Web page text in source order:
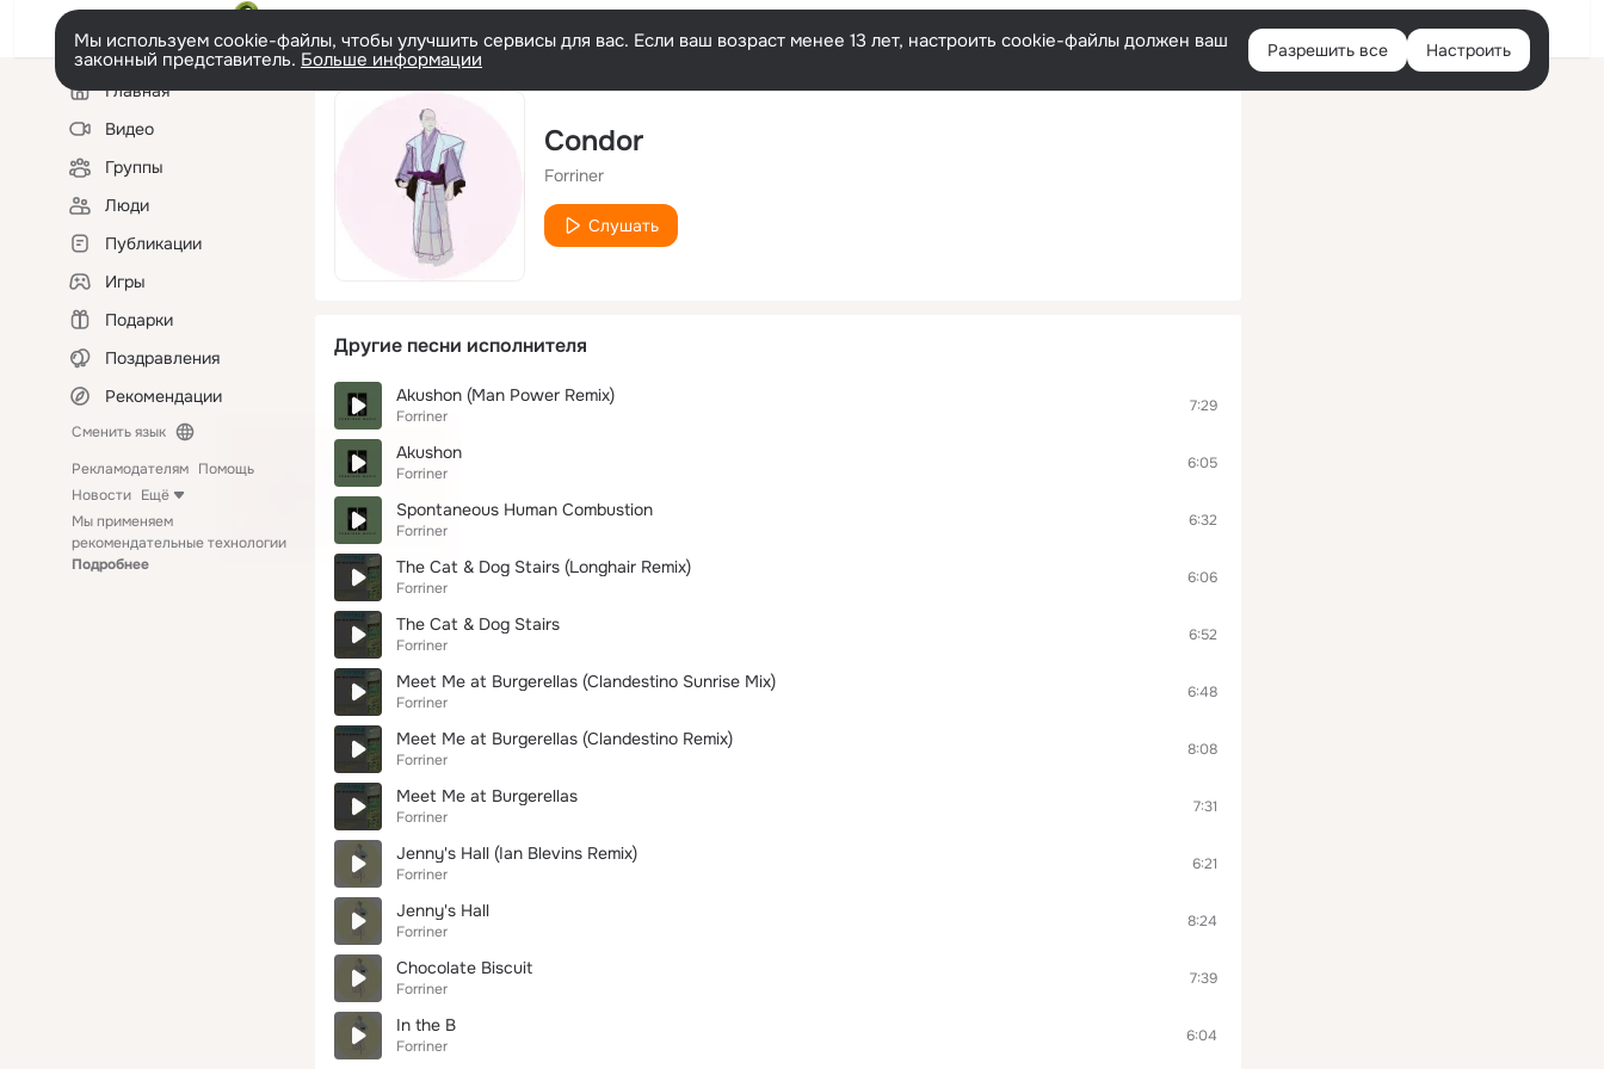
Войти
Мы используем cookie-файлы, чтобы улучшить сервисы для вас. Если ваш возраст менее 13 лет, настроить cookie-файлы должен ваш
законный представитель. Больше информации Разрешить все Настроить
Левая
колонкаГлавная
Видео
Группы
Люди
Публикации
Игры
Подарки
Поздравления
Рекомендации
Сменить язык
Рекламодателям Помощь
Новости Ещё
Мы применяем
рекомендательные технологии
Подробнее
Condor
Forriner
Слушать
Другие песни исполнителя
Akushon (Man Power Remix)
Forriner
7:29
Akushon
Forriner
6:05
Spontaneous Human Combustion
Forriner
6:32
The Cat & Dog Stairs (Longhair Remix)
Forriner
6:06
The Cat & Dog Stairs
Forriner
6:52
Meet Me at Burgerellas (Clandestino Sunrise Mix)
Forriner
6:48
Meet Me at Burgerellas (Clandestino Remix)
Forriner
8:08
Meet Me at Burgerellas
Forriner
7:31
Jenny's Hall (Ian Blevins Remix)
Forriner
6:21
Jenny's Hall
Forriner
8:24
Chocolate Biscuit
Forriner
7:39
In the B
Forriner
6:04